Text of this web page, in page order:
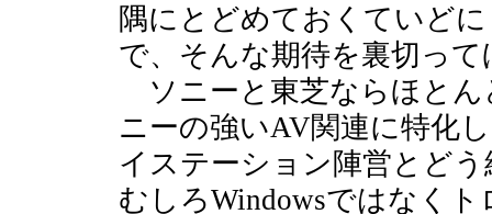
隅にとどめておくていど
で、そんな期待を裏切っ
ソニーと東芝ならほとん
ニーの強いAV関連に特化
イステーション陣営とど
むしろWindowsではなく